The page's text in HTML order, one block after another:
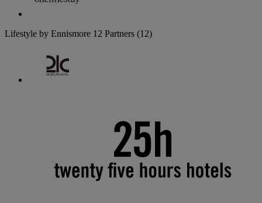
Lifestyle by Ennismore 12 Partners (12)